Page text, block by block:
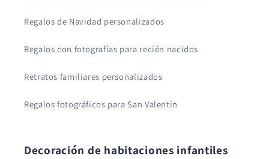
Regalos de Navidad personalizados
Regalos con fotografías para recién nacidos
Retratos familiares personalizados
Regalos fotográficos para San Valentín
Decoración de habitaciones infantiles